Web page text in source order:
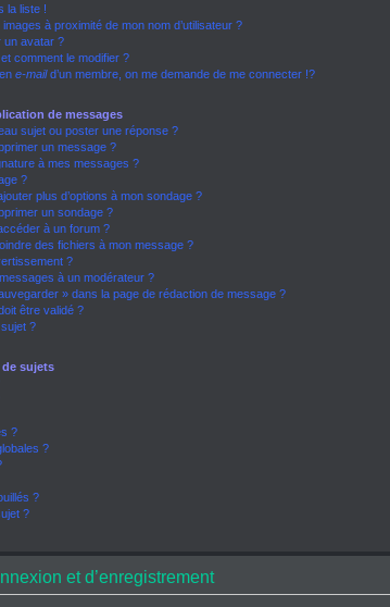
la liste !
à proximité de mon nom d’utilisateur ?
un avatar ?
comment le modifier ?
e-maild’un membre, on me demande de me connecter !?
de messages
sujet ou poster une réponse ?
un message ?
à mes messages ?
?
plus d’options à mon sondage ?
un sondage ?
à un forum ?
des fichiers à mon message ?
?
à un modérateur ?
» dans la page de rédaction de message ?
être validé ?
?
sujets
?
?
?
?
et d’enregistrement